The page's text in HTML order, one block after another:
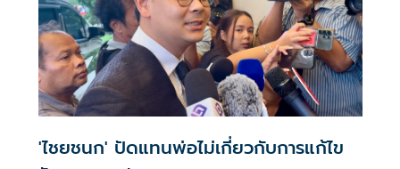
'ไชยชนก' ปัดแทนพ่อไม่เกี่ยวกับการแก้ไข